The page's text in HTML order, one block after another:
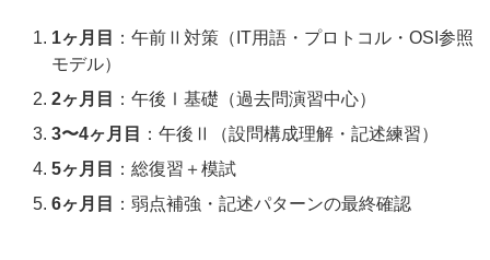
1ヶ月目
：午前Ⅱ対策（IT用語・プロトコル・OSI参照
モデル）
2ヶ月目
：午後Ⅰ基礎（過去問演習中心）
3〜4ヶ月目
：午後Ⅱ（設問構成理解・記述練習）
5ヶ月目
：総復習＋模試
6ヶ月目
：弱点補強・記述パターンの最終確認